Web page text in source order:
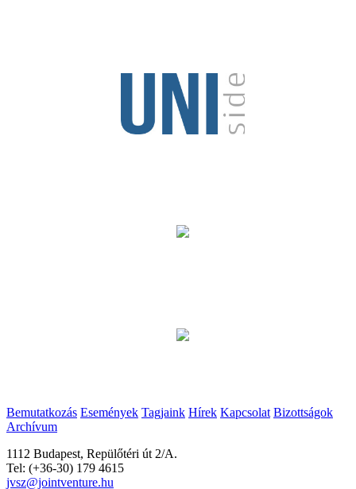
Bemutatkozás Események Tagjaink Hírek Kapcsolat Bizottságok
Archívum
1112 Budapest, Repülőtéri út 2/A.
Tel: (+36-30) 179 4615
jvsz@jointventure.hu